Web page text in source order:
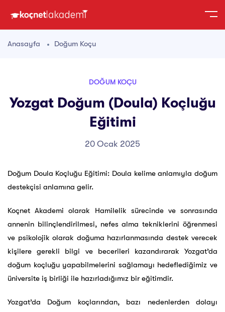
Anasayfa Doğum Koçu
DOĞUM KOÇU
Yozgat Doğum (Doula) Koçluğu
Eğitimi
20 Ocak 2025
Doğum Doula Koçluğu Eğitimi: Doula kelime anlamıyla doğum
destekçisi anlamına gelir.
Koçnet Akademi olarak Hamilelik sürecinde ve sonrasında
annenin bilinçlendirilmesi, nefes alma tekniklerini öğrenmesi
ve psikolojik olarak doğuma hazırlanmasında destek verecek
kişilere gerekli bilgi ve becerileri kazandırarak Yozgat’da
doğum koçluğu yapabilmelerini sağlamayı hedeflediğimiz ve
üniversite iş birliği ile hazırladığımız bir eğitimdir.
Yozgat’da Doğum koçlarından, bazı nedenlerden dolayı